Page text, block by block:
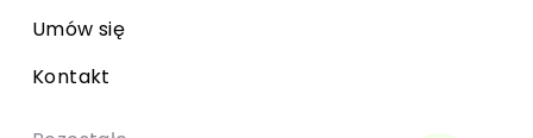
Umów się
Kontakt